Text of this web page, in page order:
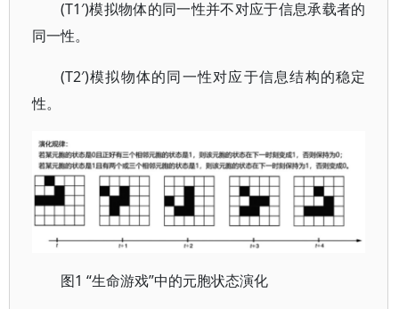
(T1′)模拟物体的同一性并不对应于信息承载者的
同一性。
(T2′)模拟物体的同一性对应于信息结构的稳定
性。
图 1 “生命游戏”中的元胞状态演化